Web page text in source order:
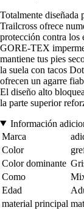
Totalmente diseñada
Trailcross ofrece
protección contra los
GORE-TEX
mantiene tus pies
la suela con tacos
ofrecen un agarre
El diseño alto
la parte superior
Información
Marca
Color
Color dominante
Como
Edad
material principal